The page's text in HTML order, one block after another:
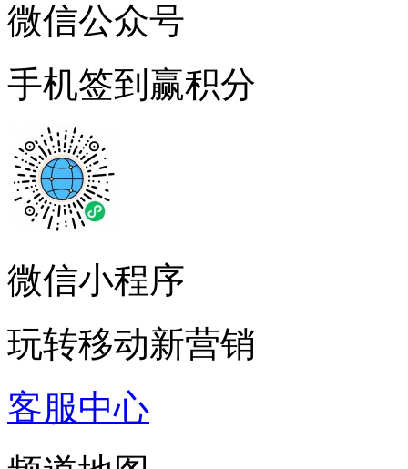
微信公众号
手机签到赢积分
微信小程序
玩转移动新营销
客服中心